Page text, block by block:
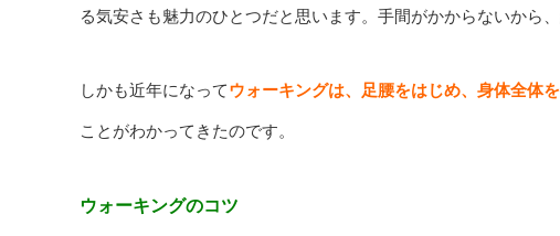
る気安さも魅力のひとつだと思います。手間がかからないから
しかも近年になってウォーキングは、足腰をはじめ、身体全体
ことがわかってきたのです。
ウォーキングのコツ